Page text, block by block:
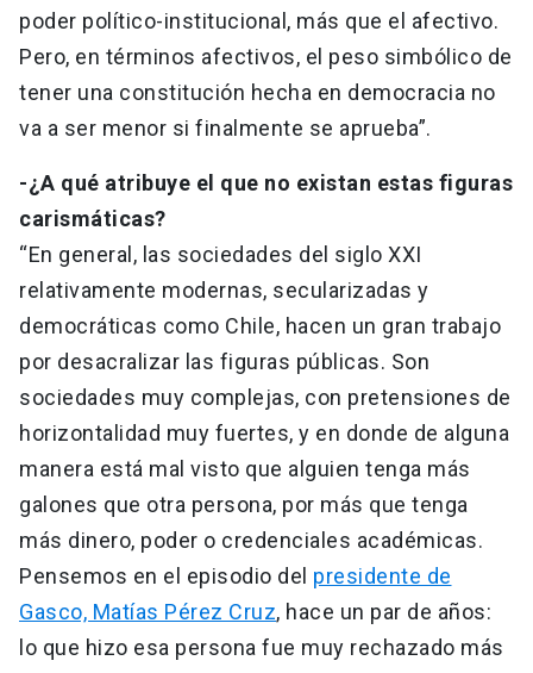
poder político-institucional, más que el afectivo.
Pero, en términos afectivos, el peso simbólico de
tener una constitución hecha en democracia no
va a ser menor si finalmente se aprueba”.
-¿A qué atribuye el que no existan estas figuras
carismáticas?
“En general, las sociedades del siglo XXI
relativamente modernas, secularizadas y
democráticas como Chile, hacen un gran trabajo
por desacralizar las figuras públicas. Son
sociedades muy complejas, con pretensiones de
horizontalidad muy fuertes, y en donde de alguna
manera está mal visto que alguien tenga más
galones que otra persona, por más que tenga
más dinero, poder o credenciales académicas.
Pensemos en el episodio del presidente de
Gasco, Matías Pérez Cruz, hace un par de años:
lo que hizo esa persona fue muy rechazado más